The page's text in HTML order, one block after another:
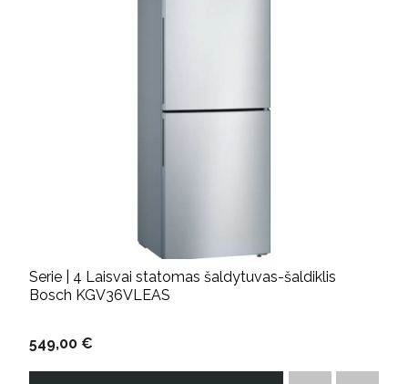
Serie | 4 Laisvai statomas šaldytuvas-šaldiklis
Bosch KGV36VLEAS
549,00 €